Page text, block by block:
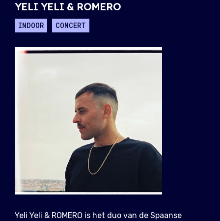
YELI YELI & ROMERO
INDOOR CONCERT
Yeli Yeli & ROMERO is het duo van de Spaanse